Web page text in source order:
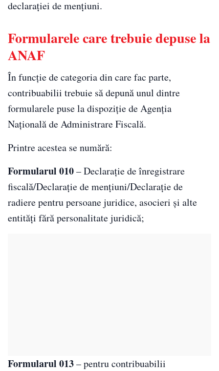
declarației de mențiuni.
Formularele care trebuie depuse la
ANAF
În funcție de categoria din care fac parte,
contribuabilii trebuie să depună unul dintre
formularele puse la dispoziție de Agenția
Națională de Administrare Fiscală.
Printre acestea se numără:
Formularul 010– Declarație de înregistrare
fiscală/Declarație de mențiuni/Declarație de
radiere pentru persoane juridice, asocieri și alte
entități fără personalitate juridică;
Formularul 013– pentru contribuabilii